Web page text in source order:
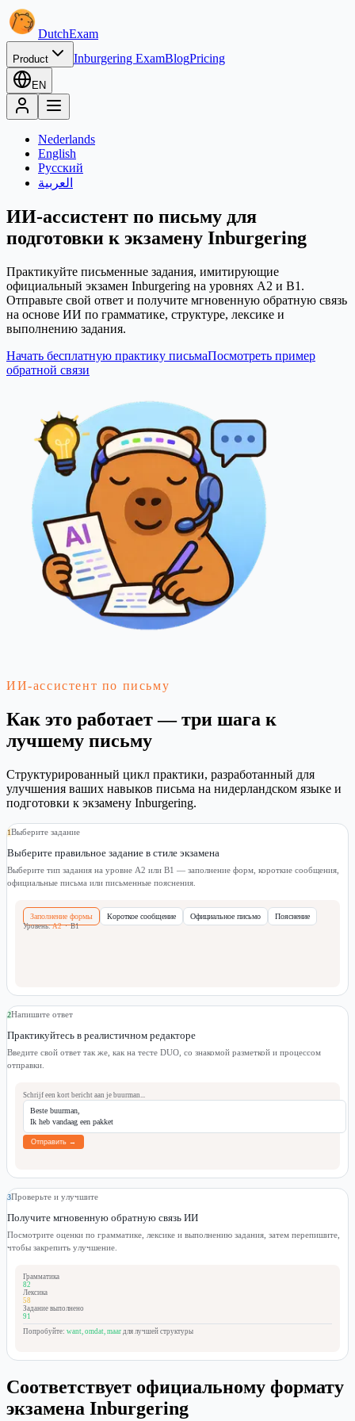
DutchExam
Product Inburgering ExamBlogPricing
EN
Nederlands
English
Русский
العربية
ИИ-ассистент по письму для
подготовки к экзамену Inburgering
Практикуйте письменные задания, имитирующие
официальный экзамен Inburgering на уровнях A2 и B1.
Отправьте свой ответ и получите мгновенную обратную связь
на основе ИИ по грамматике, структуре, лексике и
выполнению задания.
Начать бесплатную практику письмаПосмотреть пример
обратной связи
ИИ-ассистент по письму
Как это работает — три шага к
лучшему письму
Структурированный цикл практики, разработанный для
улучшения ваших навыков письма на нидерландском языке и
подготовки к экзамену Inburgering.
1Выберите задание
Выберите правильное задание в стиле экзамена
Выберите тип задания на уровне A2 или B1 — заполнение форм, короткие сообщения,
официальные письма или письменные пояснения.
Заполнение формы Короткое сообщение Официальное письмо Пояснение
Уровень: A2 · B1
2Напишите ответ
Практикуйтесь в реалистичном редакторе
Введите свой ответ так же, как на тесте DUO, со знакомой разметкой и процессом
отправки.
Schrijf een kort bericht aan je buurman...
Beste buurman,
Ik heb vandaag een pakket
Отправить →
3Проверьте и улучшите
Получите мгновенную обратную связь ИИ
Посмотрите оценки по грамматике, лексике и выполнению задания, затем перепишите,
чтобы закрепить улучшение.
Грамматика
82
Лексика
58
Задание выполнено
91
Попробуйте: want, omdat, maar для лучшей структуры
Соответствует официальному формату
экзамена Inburgering